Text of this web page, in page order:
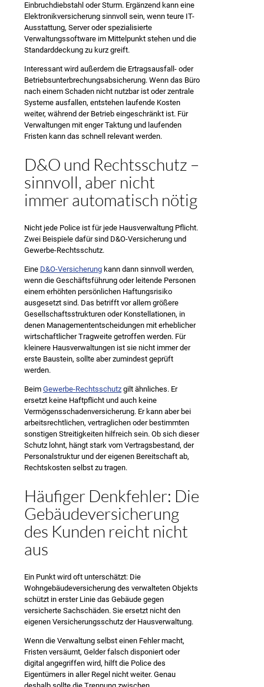
Einbruchdiebstahl oder Sturm. Ergänzend kann eine
Elektronikversicherung sinnvoll sein, wenn teure IT-
Ausstattung, Server oder spezialisierte
Verwaltungssoftware im Mittelpunkt stehen und die
Standarddeckung zu kurz greift.
Interessant wird außerdem die Ertragsausfall- oder
Betriebsunterbrechungsabsicherung. Wenn das Büro
nach einem Schaden nicht nutzbar ist oder zentrale
Systeme ausfallen, entstehen laufende Kosten
weiter, während der Betrieb eingeschränkt ist. Für
Verwaltungen mit enger Taktung und laufenden
Fristen kann das schnell relevant werden.
D&O und Rechtsschutz –
sinnvoll, aber nicht
immer automatisch nötig
Nicht jede Police ist für jede Hausverwaltung Pflicht.
Zwei Beispiele dafür sind D&O-Versicherung und
Gewerbe-Rechtsschutz.
Eine D&O-Versicherung kann dann sinnvoll werden,
wenn die Geschäftsführung oder leitende Personen
einem erhöhten persönlichen Haftungsrisiko
ausgesetzt sind. Das betrifft vor allem größere
Gesellschaftsstrukturen oder Konstellationen, in
denen Managemententscheidungen mit erheblicher
wirtschaftlicher Tragweite getroffen werden. Für
kleinere Hausverwaltungen ist sie nicht immer der
erste Baustein, sollte aber zumindest geprüft
werden.
Beim Gewerbe-Rechtsschutz gilt ähnliches. Er
ersetzt keine Haftpflicht und auch keine
Vermögensschadenversicherung. Er kann aber bei
arbeitsrechtlichen, vertraglichen oder bestimmten
sonstigen Streitigkeiten hilfreich sein. Ob sich dieser
Schutz lohnt, hängt stark vom Vertragsbestand, der
Personalstruktur und der eigenen Bereitschaft ab,
Rechtskosten selbst zu tragen.
Häufiger Denkfehler: Die
Gebäudeversicherung
des Kunden reicht nicht
aus
Ein Punkt wird oft unterschätzt: Die
Wohngebäudeversicherung des verwalteten Objekts
schützt in erster Linie das Gebäude gegen
versicherte Sachschäden. Sie ersetzt nicht den
eigenen Versicherungsschutz der Hausverwaltung.
Wenn die Verwaltung selbst einen Fehler macht,
Fristen versäumt, Gelder falsch disponiert oder
digital angegriffen wird, hilft die Police des
Eigentümers in aller Regel nicht weiter. Genau